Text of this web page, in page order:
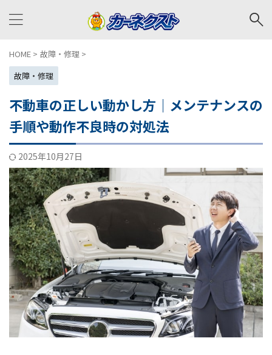
HOME > 故障・修理 >
故障・修理
不動車の正しい動かし方｜メンテナンスの
手順や動作不良時の対処法
2025年10月27日